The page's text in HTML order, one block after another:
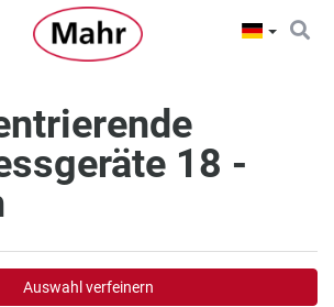
18 -
Auswahl verfeinern